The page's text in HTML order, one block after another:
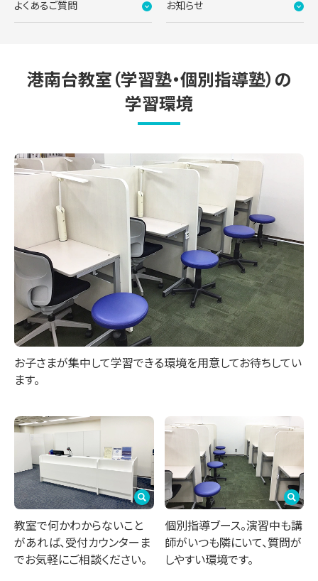
よくあるご質問 お知らせ
港南台教室（学習塾・個別指導塾）の
学習環境
お子さまが集中して学習できる環境を用意してお待ちしてい
ます。
教室で何かわからないこと
があれば、受付カウンターま
でお気軽にご相談ください。
個別指導ブース。演習中も講
師がいつも隣にいて、質問が
しやすい環境です。